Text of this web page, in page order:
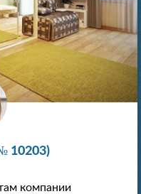
10203)
компании